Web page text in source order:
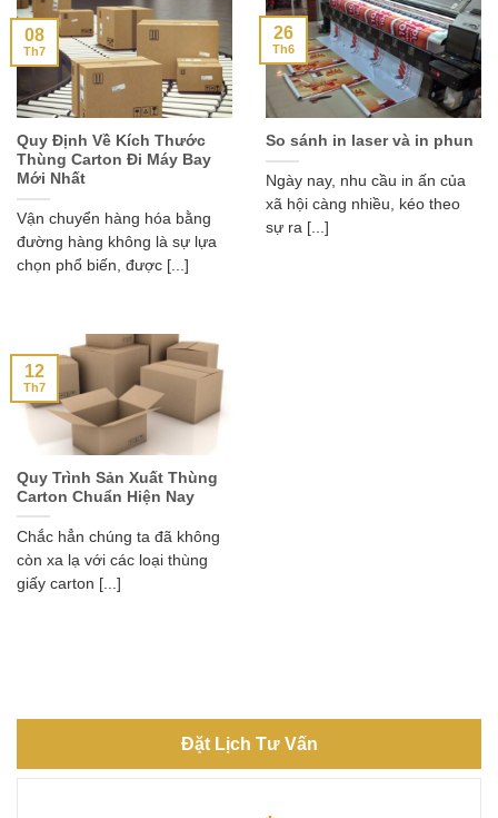
Quy Định Về Kích Thước
Thùng Carton Đi Máy Bay
Mới Nhất
Vận chuyển hàng hóa bằng
đường hàng không là sự lựa
chọn phổ biến, được [...]
08
Th7
So sánh in laser và in phun
Ngày nay, nhu cầu in ấn của
xã hội càng nhiều, kéo theo
sự ra [...]
26
Th6
Quy Trình Sản Xuất Thùng
Carton Chuẩn Hiện Nay
Chắc hẳn chúng ta đã không
còn xa lạ với các loại thùng
giấy carton [...]
12
Th7
Đặt Lịch Tư Vấn